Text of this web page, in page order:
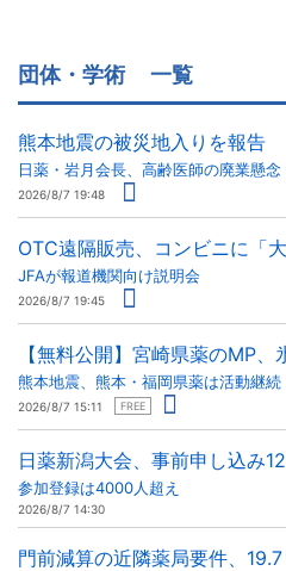
団体・学術 一覧
熊本地震の被災地入りを報告
日薬・岩月会長、高齢医師の廃業懸念
2026/8/7 19:48
OTC遠隔販売、コンビニに「大
JFAが報道機関向け説明会
2026/8/7 19:45
【無料公開】宮崎県薬のMP、
熊本地震、熊本・福岡県薬は活動継続
2026/8/7 15:11 FREE
日薬新潟大会、事前申し込み
参加登録は4000人超え
2026/8/7 14:30
門前減算の近隣薬局要件、